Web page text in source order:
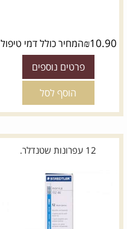
₪10.90 המחיר כולל דמי טיפול
פרטים נוספים
הוסף לסל
12 עפרונות שטנדלר.